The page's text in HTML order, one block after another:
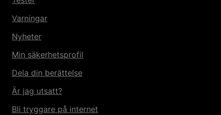
Varningar
Nyheter
Min säkerhetsprofil
Dela din berättelse
Är jag utsatt?
Bli tryggare på internet